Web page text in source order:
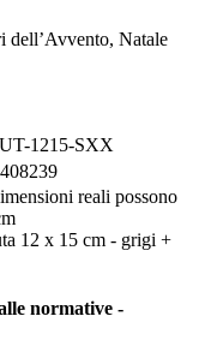
dell’Avvento, Natale
1215-SXX
reali possono
normative -